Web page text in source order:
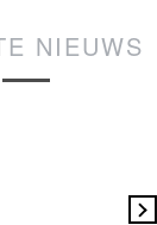
NIEUWS